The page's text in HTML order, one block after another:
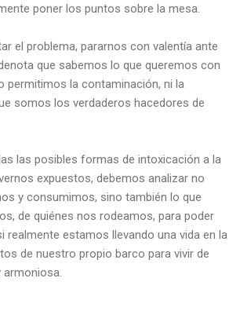
poner los puntos sobre la mesa.
el problema, pararnos con valentía ante
que sabemos lo que queremos con
permitimos la contaminación, ni la
somos los verdaderos hacedores de
las posibles formas de intoxicación a la
expuestos, debemos analizar no
y consumimos, sino también lo que
de quiénes nos rodeamos, para poder
realmente estamos llevando una vida en la
de nuestro propio barco para vivir de